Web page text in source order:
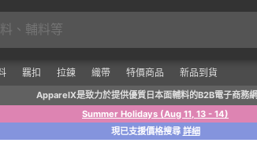
羈扣 拉鍊 織帶 特價商品 新品到貨
ApparelX是致力於提供優質日本面輔料的B2B電子商務
Summer Holidays (Aug 11, 13 - 14)
現已支援價格搜尋 詳細